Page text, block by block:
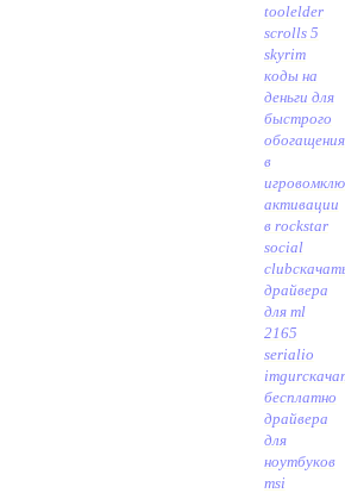
toolelder
scrolls 5
skyrim
коды на
деньги для
быстрого
обогащения
в
игровом
активации
в rockstar
social
club
драйвера
для ml
2165
serialio
imgur
бесплатно
драйвера
для
ноутбуков
msi